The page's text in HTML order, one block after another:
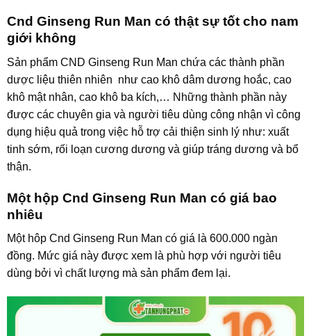
Cnd Ginseng Run Man có thật sự tốt cho nam
giới không
Sản phẩm CND Ginseng Run Man chứa các thành phần
dược liệu thiên nhiên như cao khô dâm dương hoắc, cao
khô mật nhân, cao khô ba kích,… Những thành phần này
được các chuyên gia và người tiêu dùng công nhận vì công
dụng hiệu quả trong việc hỗ trợ cải thiện sinh lý như: xuất
tinh sớm, rối loạn cương dương và giúp tráng dương và bổ
thận.
Một hộp Cnd Ginseng Run Man có giá bao
nhiêu
Một hôp Cnd Ginseng Run Man có giá là 600.000 ngàn
đồng. Mức giá này được xem là phù hợp với người tiêu
dùng bởi vì chất lượng mà sản phẩm đem lại.